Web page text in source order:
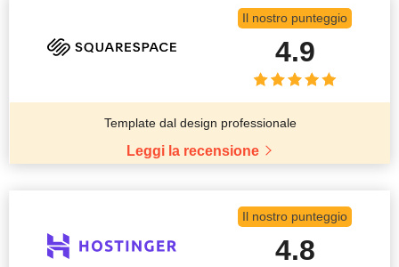
Il nostro punteggio
4.9
Template dal design professionale
Leggi la recensione
Il nostro punteggio
4.8